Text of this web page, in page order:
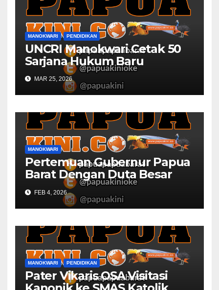
MANOKWARI PENDIDIKAN
UNCRI Manokwari Cetak 50
Sarjana Hukum Baru
MAR 25, 2026
MANOKWARI
Pertemuan Gubernur Papua
Barat Dengan Duta Besar
Inggris Berbuah Manis
FEB 4, 2026
MANOKWARI PENDIDIKAN
Pater Vikaris OSA Visitasi